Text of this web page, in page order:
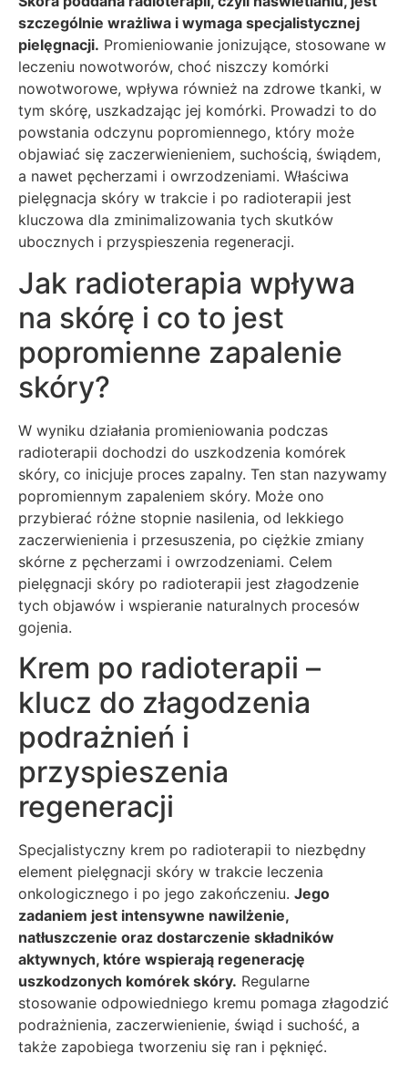
szczególnie wrażliwa i wymaga specjalistycznej
pielęgnacji. Promieniowanie jonizujące, stosowane w
leczeniu nowotworów, choć niszczy komórki
nowotworowe, wpływa również na zdrowe tkanki, w
tym skórę, uszkadzając jej komórki. Prowadzi to do
powstania odczynu popromiennego, który może
objawiać się zaczerwienieniem, suchością, świądem,
a nawet pęcherzami i owrzodzeniami. Właściwa
pielęgnacja skóry w trakcie i po radioterapii jest
kluczowa dla zminimalizowania tych skutków
ubocznych i przyspieszenia regeneracji.
Jak radioterapia wpływa
na skórę i co to jest
popromienne zapalenie
skóry?
W wyniku działania promieniowania podczas
radioterapii dochodzi do uszkodzenia komórek
skóry, co inicjuje proces zapalny. Ten stan nazywamy
popromiennym zapaleniem skóry. Może ono
przybierać różne stopnie nasilenia, od lekkiego
zaczerwienienia i przesuszenia, po ciężkie zmiany
skórne z pęcherzami i owrzodzeniami. Celem
pielęgnacji skóry po radioterapii jest złagodzenie
tych objawów i wspieranie naturalnych procesów
gojenia.
Krem po radioterapii –
klucz do złagodzenia
podrażnień i
przyspieszenia
regeneracji
Specjalistyczny krem po radioterapii to niezbędny
element pielęgnacji skóry w trakcie leczenia
onkologicznego i po jego zakończeniu. Jego
zadaniem jest intensywne nawilżenie,
natłuszczenie oraz dostarczenie składników
aktywnych, które wspierają regenerację
uszkodzonych komórek skóry. Regularne
stosowanie odpowiedniego kremu pomaga złagodzić
podrażnienia, zaczerwienienie, świąd i suchość, a
także zapobiega tworzeniu się ran i pęknięć.